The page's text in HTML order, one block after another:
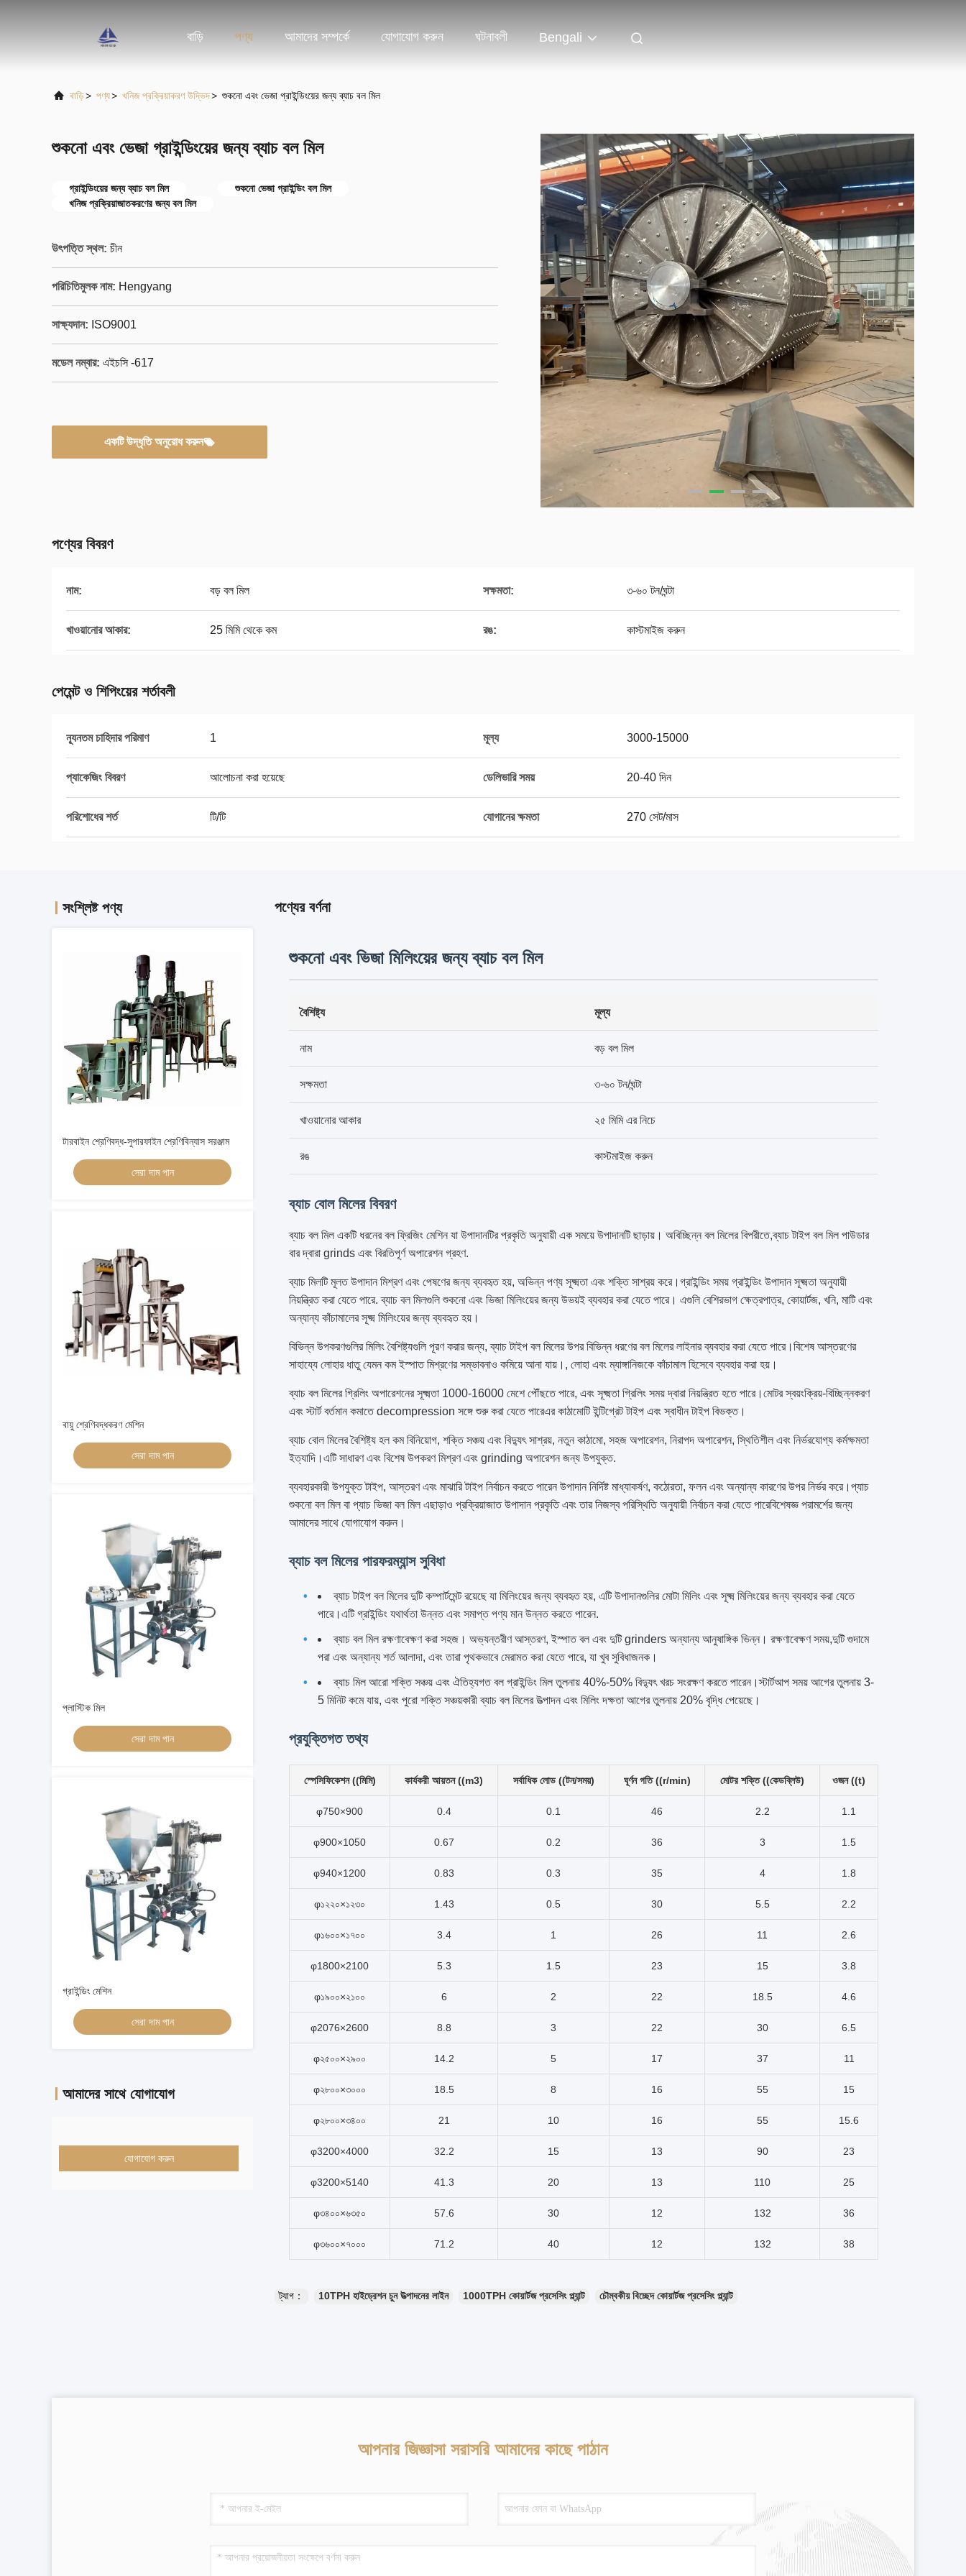
বাড়ি পণ্য আমাদের সম্পর্কে যোগাযোগ করুন ঘটনাবলী Bengali
বাড়ি> পণ্য> খনিজ প্রক্রিয়াকরণ উদ্ভিদ> শুকনো এবং ভেজা গ্রাইন্ডিংয়ের জন্য ব্যাচ বল মিল
শুকনো এবং ভেজা গ্রাইন্ডিংয়ের জন্য ব্যাচ বল মিল
গ্রাইন্ডিংয়ের জন্য ব্যাচ বল মিল
শুকনো ভেজা গ্রাইন্ডিং বল মিল
খনিজ প্রক্রিয়াজাতকরণের জন্য বল মিল
উৎপত্তি স্থল: চীন
পরিচিতিমুলক নাম: Hengyang
সাক্ষ্যদান: ISO9001
মডেল নম্বার: এইচসি -617
একটি উদ্ধৃতি অনুরোধ করুন
পণ্যের বিবরণ
নাম: বড় বল মিল সক্ষমতা: ৩-৬০ টন/ঘন্টা
খাওয়ানোর আকার: 25 মিমি থেকে কম রঙ: কাস্টমাইজ করুন
পেমেন্ট ও শিপিংয়ের শর্তাবলী
ন্যূনতম চাহিদার পরিমাণ 1 মূল্য 3000-15000
প্যাকেজিং বিবরণ আলোচনা করা হয়েছে ডেলিভারি সময় 20-40 দিন
পরিশোধের শর্ত টি/টি যোগানের ক্ষমতা 270 সেট/মাস
সংশ্লিষ্ট পণ্য
টারবাইন শ্রেণিবদ্ধ-সুপারফাইন শ্রেণিবিন্যাস সরঞ্জাম
সেরা দাম পান
বায়ু শ্রেণিবদ্ধকরণ মেশিন
সেরা দাম পান
প্লাস্টিক মিল
সেরা দাম পান
গ্রাইন্ডিং মেশিন
সেরা দাম পান
আমাদের সাথে যোগাযোগ
যোগাযোগ করুন
পণ্যের বর্ণনা
শুকনো এবং ভিজা মিলিংয়ের জন্য ব্যাচ বল মিল
বৈশিষ্ট্য মূল্য
নাম বড় বল মিল
সক্ষমতা ৩-৬০ টন/ঘন্টা
খাওয়ানোর আকার ২৫ মিমি এর নিচে
রঙ কাস্টমাইজ করুন
ব্যাচ বোল মিলের বিবরণ
ব্যাচ বল মিল একটি ধরনের বল ফ্রিজিং মেশিন যা উপাদানটির প্রকৃতি অনুযায়ী এক সময়ে উপাদানটি ছাড়ায়। অবিচ্ছিন্ন বল মিলের বিপরীতে,ব্যাচ টাইপ বল মিল পাউডার
বার দ্বারা grinds এবং বিরতিপূর্ণ অপারেশন গ্রহণ.
ব্যাচ মিলটি মূলত উপাদান মিশ্রণ এবং পেষণের জন্য ব্যবহৃত হয়, অভিন্ন পণ্য সূক্ষ্মতা এবং শক্তি সাশ্রয় করে।গ্রাইন্ডিং সময় গ্রাইন্ডিং উপাদান সূক্ষ্মতা অনুযায়ী
নিয়ন্ত্রিত করা যেতে পারে. ব্যাচ বল মিলগুলি শুকনো এবং ভিজা মিলিংয়ের জন্য উভয়ই ব্যবহার করা যেতে পারে। এগুলি বেশিরভাগ ক্ষেত্রপাত্র, কোয়ার্টজ, খনি, মাটি এবং
অন্যান্য কাঁচামালের সূক্ষ্ম মিলিংয়ের জন্য ব্যবহৃত হয়।
বিভিন্ন উপকরণগুলির মিলিং বৈশিষ্ট্যগুলি পূরণ করার জন্য, ব্যাচ টাইপ বল মিলের উপর বিভিন্ন ধরণের বল মিলের লাইনার ব্যবহার করা যেতে পারে।বিশেষ আস্তরণের
সাহায্যে লোহার ধাতু যেমন কম ইস্পাত মিশ্রণের সম্ভাবনাও কমিয়ে আনা যায়।, লোহা এবং ম্যাঙ্গানিজকে কাঁচামাল হিসেবে ব্যবহার করা হয়।
ব্যাচ বল মিলের গ্রিলিং অপারেশনের সূক্ষ্মতা 1000-16000 মেশে পৌঁছতে পারে, এবং সূক্ষ্মতা গ্রিলিং সময় দ্বারা নিয়ন্ত্রিত হতে পারে।মোটর স্বয়ংক্রিয়-বিচ্ছিন্নকরণ
এবং স্টার্ট বর্তমান কমাতে decompression সঙ্গে শুরু করা যেতে পারেএর কাঠামোটি ইন্টিগ্রেট টাইপ এবং স্বাধীন টাইপ বিভক্ত।
ব্যাচ বোল মিলের বৈশিষ্ট্য হল কম বিনিয়োগ, শক্তি সঞ্চয় এবং বিদ্যুৎ সাশ্রয়, নতুন কাঠামো, সহজ অপারেশন, নিরাপদ অপারেশন, স্থিতিশীল এবং নির্ভরযোগ্য কর্মক্ষমতা
ইত্যাদি।এটি সাধারণ এবং বিশেষ উপকরণ মিশ্রণ এবং grinding অপারেশন জন্য উপযুক্ত.
ব্যবহারকারী উপযুক্ত টাইপ, আস্তরণ এবং মাঝারি টাইপ নির্বাচন করতে পারেন উপাদান নির্দিষ্ট মাধ্যাকর্ষণ, কঠোরতা, ফলন এবং অন্যান্য কারণের উপর নির্ভর করে।প্যাচ
শুকনো বল মিল বা প্যাচ ভিজা বল মিল এছাড়াও প্রক্রিয়াজাত উপাদান প্রকৃতি এবং তার নিজস্ব পরিস্থিতি অনুযায়ী নির্বাচন করা যেতে পারেবিশেষজ্ঞ পরামর্শের জন্য
আমাদের সাথে যোগাযোগ করুন।
ব্যাচ বল মিলের পারফরম্যান্স সুবিধা
ব্যাচ টাইপ বল মিলের দুটি কম্পার্টমেন্ট রয়েছে যা মিলিংয়ের জন্য ব্যবহৃত হয়, এটি উপাদানগুলির মোটা মিলিং এবং সূক্ষ্ম মিলিংয়ের জন্য ব্যবহার করা যেতে
পারে।এটি গ্রাইন্ডিং যথার্থতা উন্নত এবং সমাপ্ত পণ্য মান উন্নত করতে পারেন.
ব্যাচ বল মিল রক্ষণাবেক্ষণ করা সহজ। অভ্যন্তরীণ আস্তরণ, ইস্পাত বল এবং দুটি grinders অন্যান্য আনুষাঙ্গিক ভিন্ন। রক্ষণাবেক্ষণ সময়,দুটি গুদামে
পরা এবং অন্যান্য শর্ত আলাদা, এবং তারা পৃথকভাবে মেরামত করা যেতে পারে, যা খুব সুবিধাজনক।
ব্যাচ মিল আরো শক্তি সঞ্চয় এবং ঐতিহ্যগত বল গ্রাইন্ডিং মিল তুলনায় 40%-50% বিদ্যুৎ খরচ সংরক্ষণ করতে পারেন।স্টার্টআপ সময় আগের তুলনায় 3-
5 মিনিট কমে যায়, এবং পুরো শক্তি সঞ্চয়কারী ব্যাচ বল মিলের উত্পাদন এবং মিলিং দক্ষতা আগের তুলনায় 20% বৃদ্ধি পেয়েছে।
প্রযুক্তিগত তথ্য
স্পেসিফিকেশন ((মিমি) কার্যকরী আয়তন ((m3) সর্বাধিক লোড ((টন/সময়) ঘূর্ণন গতি ((r/min) মোটর শক্তি ((কেডব্লিউ) ওজন ((t)
φ750×900 0.4 0.1 46 2.2 1.1
φ900×1050 0.67 0.2 36 3 1.5
φ940×1200 0.83 0.3 35 4 1.8
φ১২২০×১২৩০ 1.43 0.5 30 5.5 2.2
φ১৬০০×১৭০০ 3.4 1 26 11 2.6
φ1800×2100 5.3 1.5 23 15 3.8
φ১৯০০×২১০০ 6 2 22 18.5 4.6
φ2076×2600 8.8 3 22 30 6.5
φ২৫০০×২৯০০ 14.2 5 17 37 11
φ২৮০০×৩০০০ 18.5 8 16 55 15
φ২৮০০×৩৪০০ 21 10 16 55 15.6
φ3200×4000 32.2 15 13 90 23
φ3200×5140 41.3 20 13 110 25
φ৩৪০০×৬৩৫০ 57.6 30 12 132 36
φ৩৬০০×৭০০০ 71.2 40 12 132 38
ট্যাগ： 10TPH হাইড্রেশন চুন উত্পাদনের লাইন 1000TPH কোয়ার্টজ প্রসেসিং প্ল্যান্ট চৌম্বকীয় বিচ্ছেদ কোয়ার্টজ প্রসেসিং প্ল্যান্ট
আপনার জিজ্ঞাসা সরাসরি আমাদের কাছে পাঠান